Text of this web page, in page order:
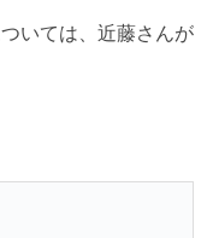
いては、近藤さんが